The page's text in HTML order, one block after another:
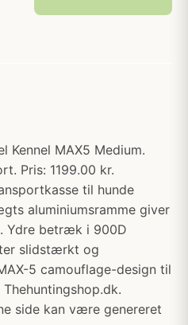
Kennel MAX5 Medium.
Pris: 1199.00 kr.
til hunde
aluminiumsramme giver
Ydre betræk i 900D
slidstærkt og
5 camouflage-design til
side kan være genereret